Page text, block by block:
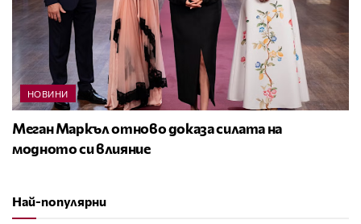
НОВИНИ
Меган Маркъл отново доказа силата на
модното си влияние
Най-популярни